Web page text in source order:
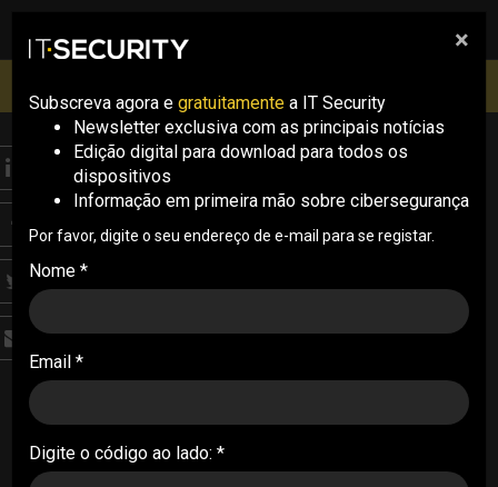
pesquisa
Inscrições abertas
THREATS
Malware para Android
consegue ultrapassar
segurança biométrica
Uma variante de um Trojan bancário conta com
capacidades para ultrapassar segurança
biométrica dos dispositivos Android e expandir a
27/12/2023
×
Subscreva agora e gratuitamente a IT Security
Newsletter exclusiva com as principais notícias
Edição digital para download para todos os
dispositivos
Informação em primeira mão sobre cibersegurança
Por favor, digite o seu endereço de e-mail para se registar.
Nome *
Email *
Digite o código ao lado: *